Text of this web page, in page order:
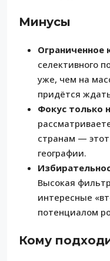
Минусы
Ограниченное
селективного
уже, чем на
придётся
Фокус только
странам —
географии.
Высокая
интересные
потенциалом
Кому